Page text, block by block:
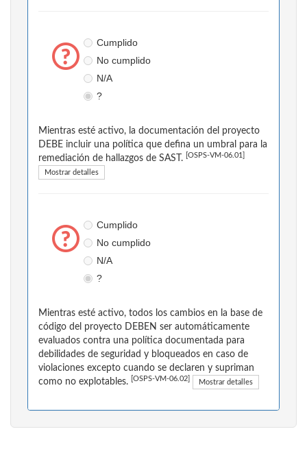
Cumplido
No cumplido
N/A
?
Mientras esté activo, la documentación del proyecto
DEBE incluir una política que defina un umbral para la
remediación de hallazgos de SAST.
[OSPS-VM-06.01]
Mostrar detalles
Cumplido
No cumplido
N/A
?
Mientras esté activo, todos los cambios en la base de
código del proyecto DEBEN ser automáticamente
evaluados contra una política documentada para
debilidades de seguridad y bloqueados en caso de
violaciones excepto cuando se declaren y supriman
como no explotables.
[OSPS-VM-06.02] Mostrar detalles